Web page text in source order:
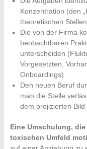
Konzentration (den
theoretischen
Die von der Firma
beobachtbaren
unterscheiden
Vorgesetzten,
Onboardings)
Den neuen Beruf
man die Stelle
dem projizierten
Eine Umschulung,
toxischen Umfeld